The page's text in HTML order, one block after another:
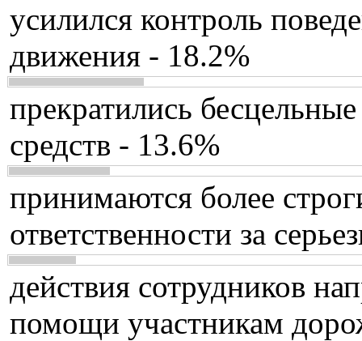
усилился контроль
движения - 18.2%
прекратились
средств - 13.6%
принимаются более
ответственности за
действия сотрудников
помощи участникам